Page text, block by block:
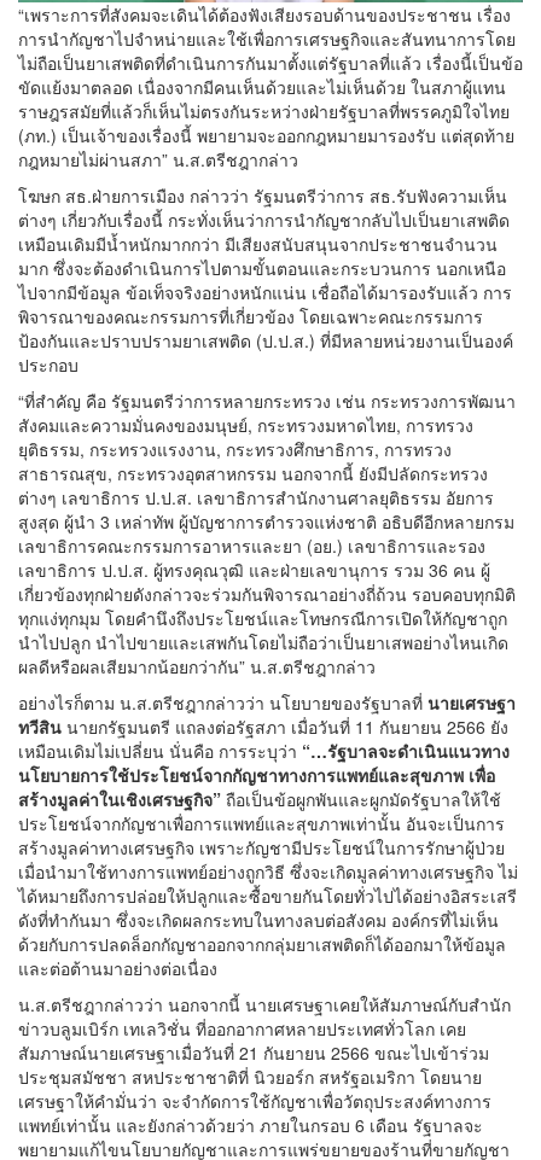
“เพราะการที่สังคมจะเดินได้ต้องฟังเสียงรอบด้านของประชาชน เรื่อง
การนำกัญชาไปจำหน่ายและใช้เพื่อการเศรษฐกิจและสันทนาการโดย
ไม่ถือเป็นยาเสพติดที่ดำเนินการกันมาตั้งแต่รัฐบาลที่แล้ว เรื่องนี้เป็นข้อ
ขัดแย้งมาตลอด เนื่องจากมีคนเห็นด้วยและไม่เห็นด้วย ในสภาผู้แทน
ราษฎรสมัยที่แล้วก็เห็นไม่ตรงกันระหว่างฝ่ายรัฐบาลที่พรรคภูมิใจไทย
(ภท.) เป็นเจ้าของเรื่องนี้ พยายามจะออกกฎหมายมารองรับ แต่สุดท้าย
กฎหมายไม่ผ่านสภา” น.ส.ตรีชฎากล่าว
โฆษก สธ.ฝ่ายการเมือง กล่าวว่า รัฐมนตรีว่าการ สธ.รับฟังความเห็น
ต่างๆ เกี่ยวกับเรื่องนี้ กระทั่งเห็นว่าการนำกัญชากลับไปเป็นยาเสพติด
เหมือนเดิมมีน้ำหนักมากกว่า มีเสียงสนับสนุนจากประชาชนจำนวน
มาก ซึ่งจะต้องดำเนินการไปตามขั้นตอนและกระบวนการ นอกเหนือ
ไปจากมีข้อมูล ข้อเท็จจริงอย่างหนักแน่น เชื่อถือได้มารองรับแล้ว การ
พิจารณาของคณะกรรมการที่เกี่ยวข้อง โดยเฉพาะคณะกรรมการ
ป้องกันและปราบปรามยาเสพติด (ป.ป.ส.) ที่มีหลายหน่วยงานเป็นองค์
ประกอบ
“ที่สำคัญ คือ รัฐมนตรีว่าการหลายกระทรวง เช่น กระทรวงการพัฒนา
สังคมและความมั่นคงของมนุษย์, กระทรวงมหาดไทย, การทรวง
ยุติธรรม, กระทรวงแรงงาน, กระทรวงศึกษาธิการ, การทรวง
สาธารณสุข, กระทรวงอุตสาหกรรม นอกจากนี้ ยังมีปลัดกระทรวง
ต่างๆ เลขาธิการ ป.ป.ส. เลขาธิการสำนักงานศาลยุติธรรม อัยการ
สูงสุด ผู้นำ 3 เหล่าทัพ ผู้บัญชาการตำรวจแห่งชาติ อธิบดีอีกหลายกรม
เลขาธิการคณะกรรมการอาหารและยา (อย.) เลขาธิการและรอง
เลขาธิการ ป.ป.ส. ผู้ทรงคุณวุฒิ และฝ่ายเลขานุการ รวม 36 คน ผู้
เกี่ยวข้องทุกฝ่ายดังกล่าวจะร่วมกันพิจารณาอย่างถี่ถ้วน รอบคอบทุกมิติ
ทุกแง่ทุกมุม โดยคำนึงถึงประโยชน์และโทษกรณีการเปิดให้กัญชาถูก
นำไปปลูก นำไปขายและเสพกันโดยไม่ถือว่าเป็นยาเสพอย่างไหนเกิด
ผลดีหรือผลเสียมากน้อยกว่ากัน” น.ส.ตรีชฎากล่าว
อย่างไรก็ตาม น.ส.ตรีชฎากล่าวว่า นโยบายของรัฐบาลที่ นายเศรษฐา
ทวีสิน นายกรัฐมนตรี แถลงต่อรัฐสภา เมื่อวันที่ 11 กันยายน 2566 ยัง
เหมือนเดิมไม่เปลี่ยน นั่นคือ การระบุว่า “…รัฐบาลจะดำเนินแนวทาง
นโยบายการใช้ประโยชน์จากกัญชาทางการแพทย์และสุขภาพ เพื่อ
สร้างมูลค่าในเชิงเศรษฐกิจ” ถือเป็นข้อผูกพันและผูกมัดรัฐบาลให้ใช้
ประโยชน์จากกัญชาเพื่อการแพทย์และสุขภาพเท่านั้น อันจะเป็นการ
สร้างมูลค่าทางเศรษฐกิจ เพราะกัญชามีประโยชน์ในการรักษาผู้ป่วย
เมื่อนำมาใช้ทางการแพทย์อย่างถูกวิธี ซึ่งจะเกิดมูลค่าทางเศรษฐกิจ ไม่
ได้หมายถึงการปล่อยให้ปลูกและซื้อขายกันโดยทั่วไปได้อย่างอิสระเสรี
ดังที่ทำกันมา ซึ่งจะเกิดผลกระทบในทางลบต่อสังคม องค์กรที่ไม่เห็น
ด้วยกับการปลดล็อกกัญชาออกจากกลุ่มยาเสพติดก็ได้ออกมาให้ข้อมูล
และต่อต้านมาอย่างต่อเนื่อง
น.ส.ตรีชฎากล่าวว่า นอกจากนี้ นายเศรษฐาเคยให้สัมภาษณ์กับสำนัก
ข่าวบลูมเบิร์ก เทเลวิชั่น ที่ออกอากาศหลายประเทศทั่วโลก เคย
สัมภาษณ์นายเศรษฐาเมื่อวันที่ 21 กันยายน 2566 ขณะไปเข้าร่วม
ประชุมสมัชชา สหประชาชาติที่ นิวยอร์ก สหรัฐอเมริกา โดยนาย
เศรษฐาให้คำมั่นว่า จะจำกัดการใช้กัญชาเพื่อวัตถุประสงค์ทางการ
แพทย์เท่านั้น และยังกล่าวด้วยว่า ภายในกรอบ 6 เดือน รัฐบาลจะ
พยายามแก้ไขนโยบายกัญชาและการแพร่ขยายของร้านที่ขายกัญชา